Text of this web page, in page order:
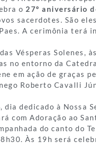
o 27º aniversário
sacerdotes. São
A cerimônia terá
Vésperas Solenes,
no entorno da
em ação de graças
Roberto Cavalli
dedicado à Nossa
com Adoração ao
do canto do
Às 19h será